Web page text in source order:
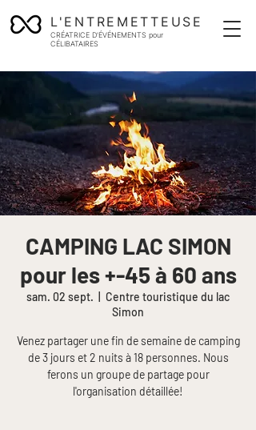
L'ENTREMETTEUSE
CRÉATRICE D'ÉVÉNEMENTS pour
CÉLIBATAIRES
CAMPING LAC SIMON
pour les +-45 à 60 ans
sam. 02 sept.
Centre touristique du lac
Simon
Venez partager une fin de semaine de camping
de 3 jours et 2 nuits à 18 personnes. Nous
ferons un groupe de partage pour
l'organisation détaillée!